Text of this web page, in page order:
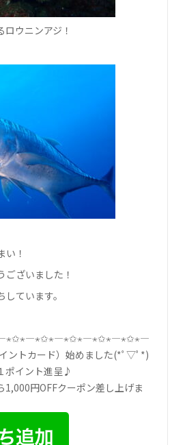
ウニンアジ！
い！
ございました！
ています。
ントカード）始めました(*ﾟ▽ﾟ*)
ポイント進呈♪
1,000円OFFクーポン差し上げま